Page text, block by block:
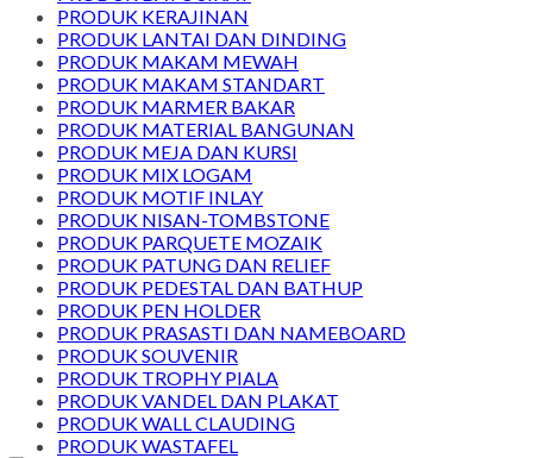
PRODUK KERAJINAN
PRODUK LANTAI DAN DINDING
PRODUK MAKAM MEWAH
PRODUK MAKAM STANDART
PRODUK MARMER BAKAR
PRODUK MATERIAL BANGUNAN
PRODUK MEJA DAN KURSI
PRODUK MIX LOGAM
PRODUK MOTIF INLAY
PRODUK NISAN-TOMBSTONE
PRODUK PARQUETE MOZAIK
PRODUK PATUNG DAN RELIEF
PRODUK PEDESTAL DAN BATHUP
PRODUK PEN HOLDER
PRODUK PRASASTI DAN NAMEBOARD
PRODUK SOUVENIR
PRODUK TROPHY PIALA
PRODUK VANDEL DAN PLAKAT
PRODUK WALL CLAUDING
PRODUK WASTAFEL